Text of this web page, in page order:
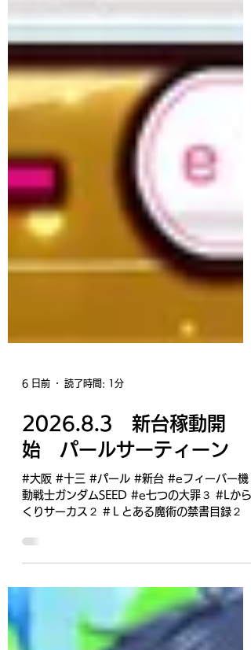
6 日前 読了時間: 1分
2026.8.3 新台稼動開
始 パールサーティーン
動戦士ガンダムSEED #e七つの大罪３ #Lから